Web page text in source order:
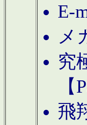
E-
メ
究
飛